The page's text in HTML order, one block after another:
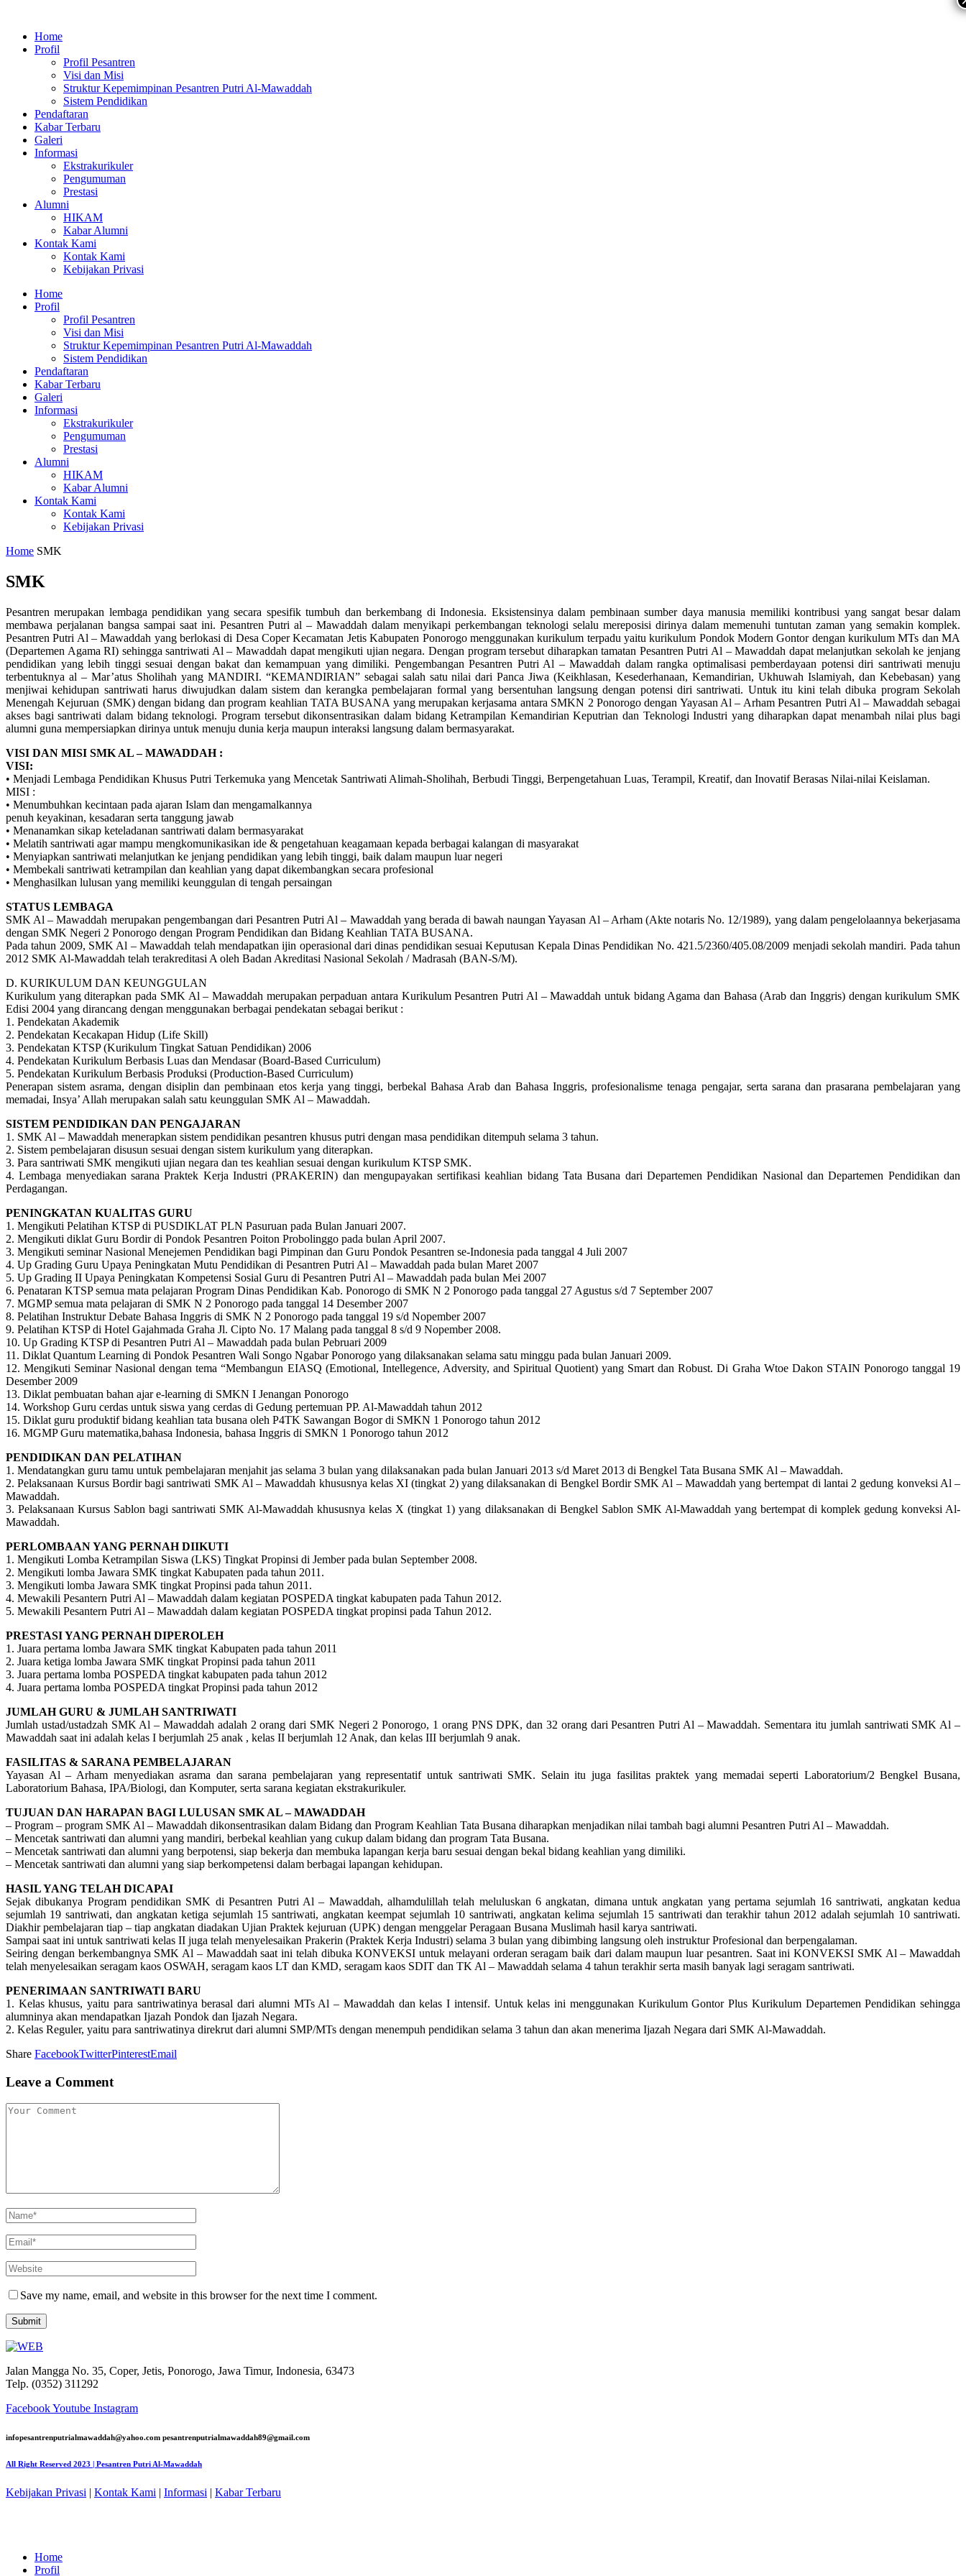
Home
Profil
Profil Pesantren
Visi dan Misi
Struktur Kepemimpinan Pesantren Putri Al-Mawaddah
Sistem Pendidikan
Pendaftaran
Kabar Terbaru
Galeri
Informasi
Ekstrakurikuler
Pengumuman
Prestasi
Alumni
HIKAM
Kabar Alumni
Kontak Kami
Kontak Kami
Kebijakan Privasi
Home
Profil
Profil Pesantren
Visi dan Misi
Struktur Kepemimpinan Pesantren Putri Al-Mawaddah
Sistem Pendidikan
Pendaftaran
Kabar Terbaru
Galeri
Informasi
Ekstrakurikuler
Pengumuman
Prestasi
Alumni
HIKAM
Kabar Alumni
Kontak Kami
Kontak Kami
Kebijakan Privasi
Home SMK
SMK
Pesantren merupakan lembaga pendidikan yang secara spesifik tumbuh dan berkembang di Indonesia. Eksistensinya dalam pembinaan sumber daya manusia memiliki kontribusi yang sangat besar dalam
membawa perjalanan bangsa sampai saat ini. Pesantren Putri al – Mawaddah dalam menyikapi perkembangan teknologi selalu mereposisi dirinya dalam memenuhi tuntutan zaman yang semakin komplek.
Pesantren Putri Al – Mawaddah yang berlokasi di Desa Coper Kecamatan Jetis Kabupaten Ponorogo menggunakan kurikulum terpadu yaitu kurikulum Pondok Modern Gontor dengan kurikulum MTs dan MA
(Departemen Agama RI) sehingga santriwati Al – Mawaddah dapat mengikuti ujian negara. Dengan program tersebut diharapkan tamatan Pesantren Putri Al – Mawaddah dapat melanjutkan sekolah ke jenjang
pendidikan yang lebih tinggi sesuai dengan bakat dan kemampuan yang dimiliki. Pengembangan Pesantren Putri Al – Mawaddah dalam rangka optimalisasi pemberdayaan potensi diri santriwati menuju
terbentuknya al – Mar’atus Sholihah yang MANDIRI. “KEMANDIRIAN” sebagai salah satu nilai dari Panca Jiwa (Keikhlasan, Kesederhanaan, Kemandirian, Ukhuwah Islamiyah, dan Kebebasan) yang
menjiwai kehidupan santriwati harus diwujudkan dalam sistem dan kerangka pembelajaran formal yang bersentuhan langsung dengan potensi diri santriwati. Untuk itu kini telah dibuka program Sekolah
Menengah Kejuruan (SMK) dengan bidang dan program keahlian TATA BUSANA yang merupakan kerjasama antara SMKN 2 Ponorogo dengan Yayasan Al – Arham Pesantren Putri Al – Mawaddah sebagai
akses bagi santriwati dalam bidang teknologi. Program tersebut dikonsentrasikan dalam bidang Ketrampilan Kemandirian Keputrian dan Teknologi Industri yang diharapkan dapat menambah nilai plus bagi
alumni guna mempersiapkan dirinya untuk menuju dunia kerja maupun interaksi langsung dalam bermasyarakat.
VISI DAN MISI SMK AL – MAWADDAH :
VISI:
• Menjadi Lembaga Pendidikan Khusus Putri Terkemuka yang Mencetak Santriwati Alimah-Sholihah, Berbudi Tinggi, Berpengetahuan Luas, Terampil, Kreatif, dan Inovatif Berasas Nilai-nilai Keislaman.
MISI :
• Menumbuhkan kecintaan pada ajaran Islam dan mengamalkannya
penuh keyakinan, kesadaran serta tanggung jawab
• Menanamkan sikap keteladanan santriwati dalam bermasyarakat
• Melatih santriwati agar mampu mengkomunikasikan ide & pengetahuan keagamaan kepada berbagai kalangan di masyarakat
• Menyiapkan santriwati melanjutkan ke jenjang pendidikan yang lebih tinggi, baik dalam maupun luar negeri
• Membekali santriwati ketrampilan dan keahlian yang dapat dikembangkan secara profesional
• Menghasilkan lulusan yang memiliki keunggulan di tengah persaingan
STATUS LEMBAGA
SMK Al – Mawaddah merupakan pengembangan dari Pesantren Putri Al – Mawaddah yang berada di bawah naungan Yayasan Al – Arham (Akte notaris No. 12/1989), yang dalam pengelolaannya bekerjasama
dengan SMK Negeri 2 Ponorogo dengan Program Pendidikan dan Bidang Keahlian TATA BUSANA.
Pada tahun 2009, SMK Al – Mawaddah telah mendapatkan ijin operasional dari dinas pendidikan sesuai Keputusan Kepala Dinas Pendidikan No. 421.5/2360/405.08/2009 menjadi sekolah mandiri. Pada tahun
2012 SMK Al-Mawaddah telah terakreditasi A oleh Badan Akreditasi Nasional Sekolah / Madrasah (BAN-S/M).
D. KURIKULUM DAN KEUNGGULAN
Kurikulum yang diterapkan pada SMK Al – Mawaddah merupakan perpaduan antara Kurikulum Pesantren Putri Al – Mawaddah untuk bidang Agama dan Bahasa (Arab dan Inggris) dengan kurikulum SMK
Edisi 2004 yang dirancang dengan menggunakan berbagai pendekatan sebagai berikut :
1. Pendekatan Akademik
2. Pendekatan Kecakapan Hidup (Life Skill)
3. Pendekatan KTSP (Kurikulum Tingkat Satuan Pendidikan) 2006
4. Pendekatan Kurikulum Berbasis Luas dan Mendasar (Board-Based Curriculum)
5. Pendekatan Kurikulum Berbasis Produksi (Production-Based Curriculum)
Penerapan sistem asrama, dengan disiplin dan pembinaan etos kerja yang tinggi, berbekal Bahasa Arab dan Bahasa Inggris, profesionalisme tenaga pengajar, serta sarana dan prasarana pembelajaran yang
memadai, Insya’ Allah merupakan salah satu keunggulan SMK Al – Mawaddah.
SISTEM PENDIDIKAN DAN PENGAJARAN
1. SMK Al – Mawaddah menerapkan sistem pendidikan pesantren khusus putri dengan masa pendidikan ditempuh selama 3 tahun.
2. Sistem pembelajaran disusun sesuai dengan sistem kurikulum yang diterapkan.
3. Para santriwati SMK mengikuti ujian negara dan tes keahlian sesuai dengan kurikulum KTSP SMK.
4. Lembaga menyediakan sarana Praktek Kerja Industri (PRAKERIN) dan mengupayakan sertifikasi keahlian bidang Tata Busana dari Departemen Pendidikan Nasional dan Departemen Pendidikan dan
Perdagangan.
PENINGKATAN KUALITAS GURU
1. Mengikuti Pelatihan KTSP di PUSDIKLAT PLN Pasuruan pada Bulan Januari 2007.
2. Mengikuti diklat Guru Bordir di Pondok Pesantren Poiton Probolinggo pada bulan April 2007.
3. Mengikuti seminar Nasional Menejemen Pendidikan bagi Pimpinan dan Guru Pondok Pesantren se-Indonesia pada tanggal 4 Juli 2007
4. Up Grading Guru Upaya Peningkatan Mutu Pendidikan di Pesantren Putri Al – Mawaddah pada bulan Maret 2007
5. Up Grading II Upaya Peningkatan Kompetensi Sosial Guru di Pesantren Putri Al – Mawaddah pada bulan Mei 2007
6. Penataran KTSP semua mata pelajaran Program Dinas Pendidikan Kab. Ponorogo di SMK N 2 Ponorogo pada tanggal 27 Agustus s/d 7 September 2007
7. MGMP semua mata pelajaran di SMK N 2 Ponorogo pada tanggal 14 Desember 2007
8. Pelatihan Instruktur Debate Bahasa Inggris di SMK N 2 Ponorogo pada tanggal 19 s/d Nopember 2007
9. Pelatihan KTSP di Hotel Gajahmada Graha Jl. Cipto No. 17 Malang pada tanggal 8 s/d 9 Nopember 2008.
10. Up Grading KTSP di Pesantren Putri Al – Mawaddah pada bulan Pebruari 2009
11. Diklat Quantum Learning di Pondok Pesantren Wali Songo Ngabar Ponorogo yang dilaksanakan selama satu minggu pada bulan Januari 2009.
12. Mengikuti Seminar Nasional dengan tema “Membangun EIASQ (Emotional, Intellegence, Adversity, and Spiritual Quotient) yang Smart dan Robust. Di Graha Wtoe Dakon STAIN Ponorogo tanggal 19
Desember 2009
13. Diklat pembuatan bahan ajar e-learning di SMKN I Jenangan Ponorogo
14. Workshop Guru cerdas untuk siswa yang cerdas di Gedung pertemuan PP. Al-Mawaddah tahun 2012
15. Diklat guru produktif bidang keahlian tata busana oleh P4TK Sawangan Bogor di SMKN 1 Ponorogo tahun 2012
16. MGMP Guru matematika,bahasa Indonesia, bahasa Inggris di SMKN 1 Ponorogo tahun 2012
PENDIDIKAN DAN PELATIHAN
1. Mendatangkan guru tamu untuk pembelajaran menjahit jas selama 3 bulan yang dilaksanakan pada bulan Januari 2013 s/d Maret 2013 di Bengkel Tata Busana SMK Al – Mawaddah.
2. Pelaksanaan Kursus Bordir bagi santriwati SMK Al – Mawaddah khususnya kelas XI (tingkat 2) yang dilaksanakan di Bengkel Bordir SMK Al – Mawaddah yang bertempat di lantai 2 gedung konveksi Al –
Mawaddah.
3. Pelaksanaan Kursus Sablon bagi santriwati SMK Al-Mawaddah khususnya kelas X (tingkat 1) yang dilaksanakan di Bengkel Sablon SMK Al-Mawaddah yang bertempat di komplek gedung konveksi Al-
Mawaddah.
PERLOMBAAN YANG PERNAH DIIKUTI
1. Mengikuti Lomba Ketrampilan Siswa (LKS) Tingkat Propinsi di Jember pada bulan September 2008.
2. Mengikuti lomba Jawara SMK tingkat Kabupaten pada tahun 2011.
3. Mengikuti lomba Jawara SMK tingkat Propinsi pada tahun 2011.
4. Mewakili Pesantern Putri Al – Mawaddah dalam kegiatan POSPEDA tingkat kabupaten pada Tahun 2012.
5. Mewakili Pesantern Putri Al – Mawaddah dalam kegiatan POSPEDA tingkat propinsi pada Tahun 2012.
PRESTASI YANG PERNAH DIPEROLEH
1. Juara pertama lomba Jawara SMK tingkat Kabupaten pada tahun 2011
2. Juara ketiga lomba Jawara SMK tingkat Propinsi pada tahun 2011
3. Juara pertama lomba POSPEDA tingkat kabupaten pada tahun 2012
4. Juara pertama lomba POSPEDA tingkat Propinsi pada tahun 2012
JUMLAH GURU & JUMLAH SANTRIWATI
Jumlah ustad/ustadzah SMK Al – Mawaddah adalah 2 orang dari SMK Negeri 2 Ponorogo, 1 orang PNS DPK, dan 32 orang dari Pesantren Putri Al – Mawaddah. Sementara itu jumlah santriwati SMK Al –
Mawaddah saat ini adalah kelas I berjumlah 25 anak , kelas II berjumlah 12 Anak, dan kelas III berjumlah 9 anak.
FASILITAS & SARANA PEMBELAJARAN
Yayasan Al – Arham menyediakan asrama dan sarana pembelajaran yang representatif untuk santriwati SMK. Selain itu juga fasilitas praktek yang memadai seperti Laboratorium/2 Bengkel Busana,
Laboratorium Bahasa, IPA/Biologi, dan Komputer, serta sarana kegiatan ekstrakurikuler.
TUJUAN DAN HARAPAN BAGI LULUSAN SMK AL – MAWADDAH
– Program – program SMK Al – Mawaddah dikonsentrasikan dalam Bidang dan Program Keahlian Tata Busana diharapkan menjadikan nilai tambah bagi alumni Pesantren Putri Al – Mawaddah.
– Mencetak santriwati dan alumni yang mandiri, berbekal keahlian yang cukup dalam bidang dan program Tata Busana.
– Mencetak santriwati dan alumni yang berpotensi, siap bekerja dan membuka lapangan kerja baru sesuai dengan bekal bidang keahlian yang dimiliki.
– Mencetak santriwati dan alumni yang siap berkompetensi dalam berbagai lapangan kehidupan.
HASIL YANG TELAH DICAPAI
Sejak dibukanya Program pendidikan SMK di Pesantren Putri Al – Mawaddah, alhamdulillah telah meluluskan 6 angkatan, dimana untuk angkatan yang pertama sejumlah 16 santriwati, angkatan kedua
sejumlah 19 santriwati, dan angkatan ketiga sejumlah 15 santriwati, angkatan keempat sejumlah 10 santriwati, angkatan kelima sejumlah 15 santriwati dan terakhir tahun 2012 adalah sejumlah 10 santriwati.
Diakhir pembelajaran tiap – tiap angkatan diadakan Ujian Praktek kejuruan (UPK) dengan menggelar Peragaan Busana Muslimah hasil karya santriwati.
Sampai saat ini untuk santriwati kelas II juga telah menyelesaikan Prakerin (Praktek Kerja Industri) selama 3 bulan yang dibimbing langsung oleh instruktur Profesional dan berpengalaman.
Seiring dengan berkembangnya SMK Al – Mawaddah saat ini telah dibuka KONVEKSI untuk melayani orderan seragam baik dari dalam maupun luar pesantren. Saat ini KONVEKSI SMK Al – Mawaddah
telah menyelesaikan seragam kaos OSWAH, seragam kaos LT dan KMD, seragam kaos SDIT dan TK Al – Mawaddah selama 4 tahun terakhir serta masih banyak lagi seragam santriwati.
PENERIMAAN SANTRIWATI BARU
1. Kelas khusus, yaitu para santriwatinya berasal dari alumni MTs Al – Mawaddah dan kelas I intensif. Untuk kelas ini menggunakan Kurikulum Gontor Plus Kurikulum Departemen Pendidikan sehingga
alumninya akan mendapatkan Ijazah Pondok dan Ijazah Negara.
2. Kelas Reguler, yaitu para santriwatinya direkrut dari alumni SMP/MTs dengan menempuh pendidikan selama 3 tahun dan akan menerima Ijazah Negara dari SMK Al-Mawaddah.
Share FacebookTwitterPinterestEmail
Leave a Comment
Save my name, email, and website in this browser for the next time I comment.
Jalan Mangga No. 35, Coper, Jetis, Ponorogo, Jawa Timur, Indonesia, 63473
Telp. (0352) 311292
FacebookYoutube Instagram
infopesantrenputrialmawaddah@yahoo.com pesantrenputrialmawaddah89@gmail.com
All Right Reserved 2023 | Pesantren Putri Al-Mawaddah
Kebijakan Privasi | Kontak Kami | Informasi | Kabar Terbaru
Home
Profil